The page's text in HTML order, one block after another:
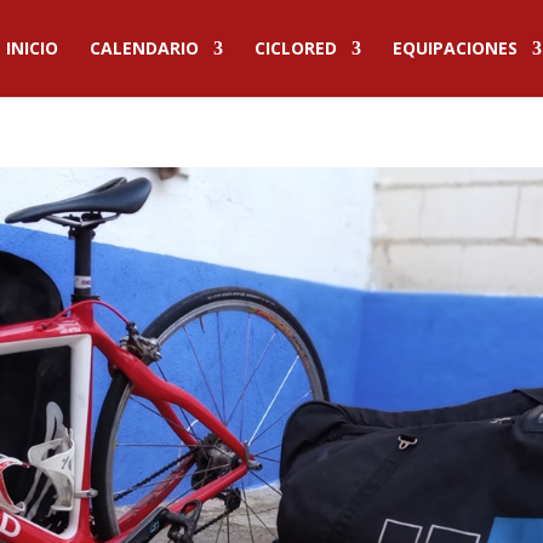
INICIO CALENDARIO CICLORED EQUIPACIONES